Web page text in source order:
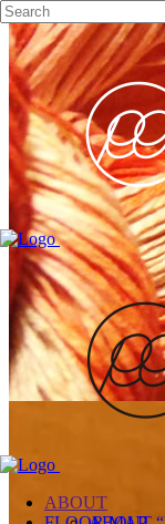
ABOUT